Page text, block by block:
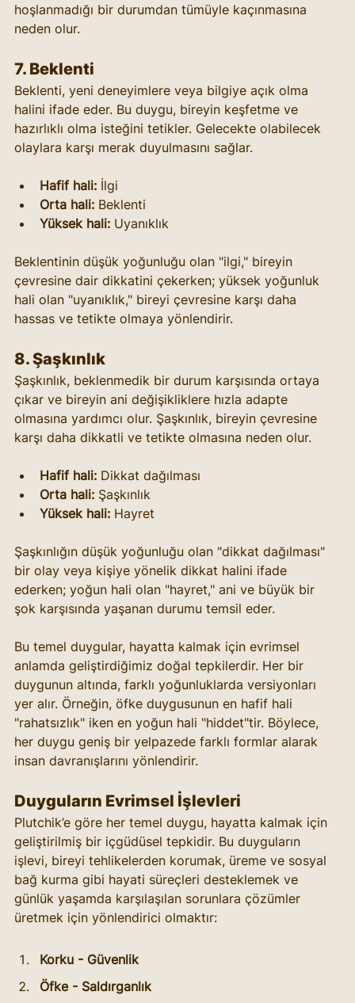
hoşlanmadığı bir durumdan tümüyle kaçınmasına
neden olur.
7. Beklenti
Beklenti, yeni deneyimlere veya bilgiye açık olma
halini ifade eder. Bu duygu, bireyin keşfetme ve
hazırlıklı olma isteğini tetikler. Gelecekte olabilecek
olaylara karşı merak duyulmasını sağlar.
Hafif hali: İlgi
Orta hali: Beklenti
Yüksek hali: Uyanıklık
Beklentinin düşük yoğunluğu olan "ilgi," bireyin
çevresine dair dikkatini çekerken; yüksek yoğunluk
hali olan "uyanıklık," bireyi çevresine karşı daha
hassas ve tetikte olmaya yönlendirir.
8. Şaşkınlık
Şaşkınlık, beklenmedik bir durum karşısında ortaya
çıkar ve bireyin ani değişikliklere hızla adapte
olmasına yardımcı olur. Şaşkınlık, bireyin çevresine
karşı daha dikkatli ve tetikte olmasına neden olur.
Hafif hali: Dikkat dağılması
Orta hali: Şaşkınlık
Yüksek hali: Hayret
Şaşkınlığın düşük yoğunluğu olan "dikkat dağılması"
bir olay veya kişiye yönelik dikkat halini ifade
ederken; yoğun hali olan "hayret," ani ve büyük bir
şok karşısında yaşanan durumu temsil eder.
Bu temel duygular, hayatta kalmak için evrimsel
anlamda geliştirdiğimiz doğal tepkilerdir. Her bir
duygunun altında, farklı yoğunluklarda versiyonları
yer alır. Örneğin, öfke duygusunun en hafif hali
"rahatsızlık" iken en yoğun hali "hiddet"tir. Böylece,
her duygu geniş bir yelpazede farklı formlar alarak
insan davranışlarını yönlendirir.
Duyguların Evrimsel İşlevleri
Plutchik’e göre her temel duygu, hayatta kalmak için
geliştirilmiş bir içgüdüsel tepkidir. Bu duyguların
işlevi, bireyi tehlikelerden korumak, üreme ve sosyal
bağ kurma gibi hayati süreçleri desteklemek ve
günlük yaşamda karşılaşılan sorunlara çözümler
üretmek için yönlendirici olmaktır:
Korku - Güvenlik
Öfke - Saldırganlık